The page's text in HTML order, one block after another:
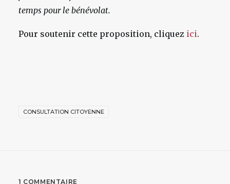
temps pour le bénévolat.
Pour soutenir cette proposition, cliquez ici.
CONSULTATION CITOYENNE
1 COMMENTAIRE